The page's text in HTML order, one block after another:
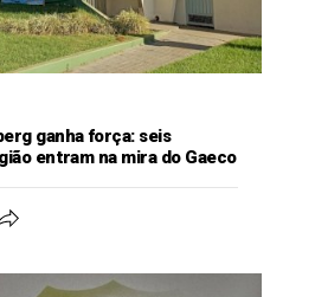
ganha força: seis
entram na mira do Gaeco